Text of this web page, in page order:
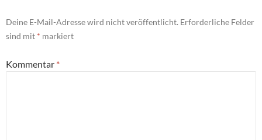
Deine E-Mail-Adresse wird nicht veröffentlicht. Erforderliche Felder
sind mit * markiert
Kommentar *